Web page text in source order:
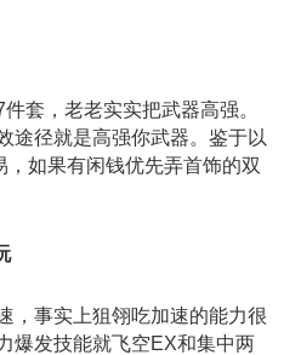
，老老实实把武器高强。
途径就是高强你武器。鉴于以
如果有闲钱优先弄首饰的双
事实上狙翎吃加速的能力很
爆发技能就飞空EX和集中两